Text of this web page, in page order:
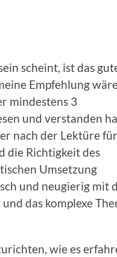
scheint, ist das
Empfehlung
mindestens 3
und verstanden
nach der Lektüre
die Richtigkeit des
Umsetzung
und neugierig mit
das komplexe
wie es